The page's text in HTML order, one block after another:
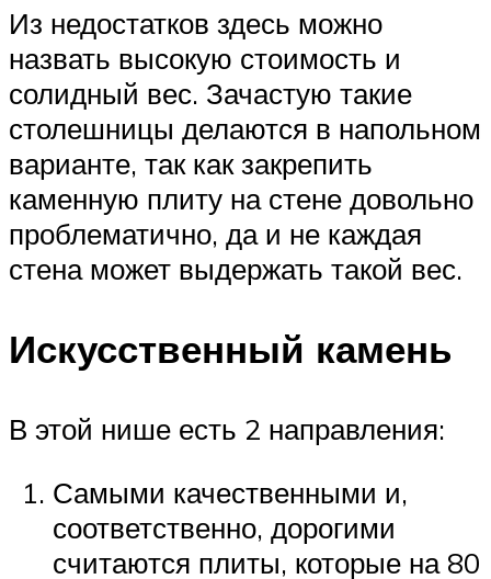
Из недостатков здесь можно
назвать высокую стоимость и
солидный вес. Зачастую такие
столешницы делаются в напольном
варианте, так как закрепить
каменную плиту на стене довольно
проблематично, да и не каждая
стена может выдержать такой вес.
Искусственный камень
В этой нише есть 2 направления:
Самыми качественными и,
соответственно, дорогими
считаются плиты, которые на 80